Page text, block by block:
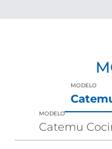
MODELO
MODELO
Catemu